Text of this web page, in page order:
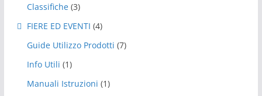
Classifiche (3)
FIERE ED EVENTI (4)
Guide Utilizzo Prodotti (7)
Info Utili (1)
Manuali Istruzioni (1)